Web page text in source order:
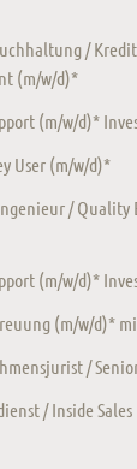
/
(m/w/d)*
(m/w/d)*
User (m/w/d)*
/ Quality
(m/w/d)*
(m/w/d)*
/
/ Inside Sales